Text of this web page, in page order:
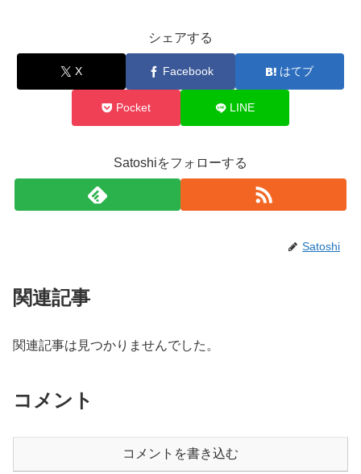
シェアする
X Facebook はてブ
Pocket LINE
Satoshiをフォローする
Satoshi
関連記事
関連記事は見つかりませんでした。
コメント
コメントを書き込む